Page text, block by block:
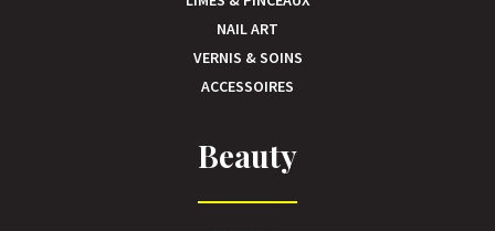
NAIL ART
VERNIS & SOINS
ACCESSOIRES
Beauty